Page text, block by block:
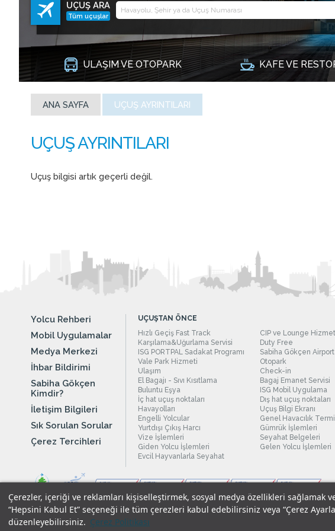
Çerezler, içeriği ve reklamları kişiselleştirmek, sosyal medya özellikleri sağlamak
“Hepsini Kabul Et” seçeneği ile tüm çerezleri kabul edebilirsiniz veya “Çerez
düzenleyebilirsiniz. Çerez Politikası
UÇUŞ ARA
Tüm uçuşlar
ULAŞIM VE OTOPARK KAFE VE
ANA SAYFA UÇUŞ AYRINTILARI
Uçuş bilgisi artık geçerli değil.
Yolcu Rehberi
Mobil Uygulamalar
Medya Merkezi
İhbar Bildirimi
Sabiha Gökçen
Kimdir?
İletişim Bilgileri
Sık Sorulan Sorular
Çerez Tercihleri
UÇUŞTAN ÖNCE
Hızlı Geçiş Fast Track
CIP ve Lounge
Karşılama&Uğurlama Servisi
Duty Free
ISG PORTPAL Sadakat Programı
Sabiha Gökçen
Vale Park Hizmeti
Otopark
Ulaşım
Check-in
El Bagajı - Sıvı Kısıtlama
Bagaj Emanet Servisi
Buluntu Eşya
ISG Mobil Uygulama
İç hat uçuş noktaları
Dış hat uçuş noktaları
Havayolları
Uçuş Bilgi Ekranı
Engelli Yolcular
Genel Havacılık
Yurtdışı Çıkış Harcı
Gümrük İşlemleri
Vize İşlemleri
Seyahat Belgeleri
Giden Yolcu İşlemleri
Gelen Yolcu İşlemleri
Evcil Hayvanlarla Seyahat
Yasal Uyarılar Çerez Politikamız